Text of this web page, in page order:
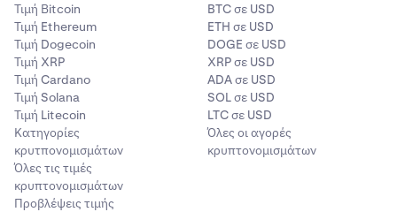
Τιμή Βitcoin
Τιμή Ethereum
Τιμή Dogecoin
Τιμή XRP
Τιμή Cardano
Τιμή Solana
Τιμή Litecoin
Κατηγορίες
κρυτπονομισμάτων
Όλες τις τιμές
κρυπτονομισμάτων
Προβλέψεις τιμής
BTC σε USD
ETH σε USD
DOGE σε USD
XRP σε USD
ADA σε USD
SOL σε USD
LTC σε USD
Όλες οι αγορές
κρυπτονομισμάτων